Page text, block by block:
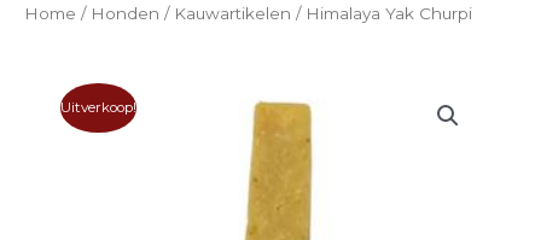
Home / Honden / Kauwartikelen / Himalaya Yak Churpi
Uitverkoop!